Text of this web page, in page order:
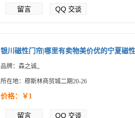
留言 QQ 交谈
银川磁性门帘|哪里有卖物美价优的宁夏磁
品牌：森之诚,,
所在地：穆斯林商贸城二期20-26
价格：￥1
留言 QQ 交谈